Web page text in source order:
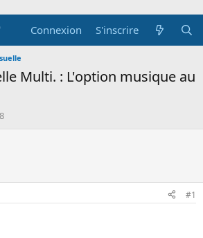
Connexion
S'inscrire
Multi. : L'option musique au
#1